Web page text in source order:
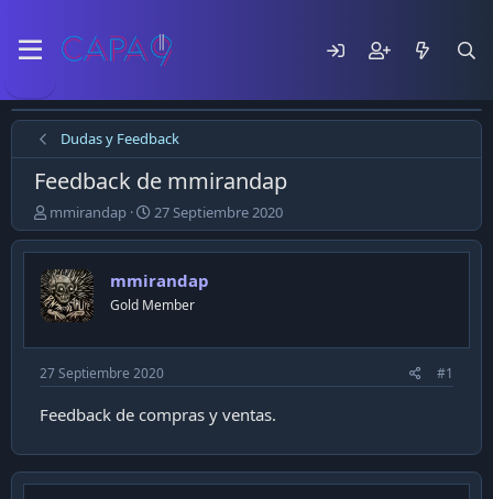
Dudas y Feedback
Feedback de mmirandap
E
m
p
e
z
ó
l
t
e
m
mmirandap
F
e
c
a
d
p
u
b
l
a
c
27 Septiembre 2020
mmirandap
Gold Member
27 Septiembre 2020 #1
Feedback de compras y ventas.